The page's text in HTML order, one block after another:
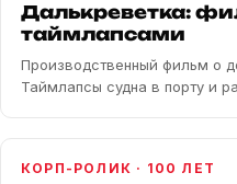
Далькреветка:
таймлапсами
Производственный фильм о
Таймлапсы судна в порту и
КОРП-РОЛИК · 100 ЛЕТ